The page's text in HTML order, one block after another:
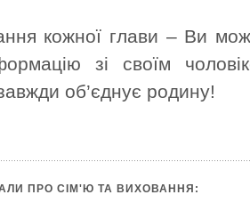
кожної глави – Ви
зі своїм
об’єднує родину!
ПРО СІМ'Ю ТА ВИХОВАННЯ: